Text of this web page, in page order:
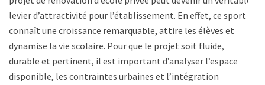
levier d’attractivité pour l’établissement. En effet, ce sport
connaît une croissance remarquable, attire les élèves et
dynamise la vie scolaire. Pour que le projet soit fluide,
durable et pertinent, il est important d’analyser l’espace
disponible, les contraintes urbaines et l’intégration